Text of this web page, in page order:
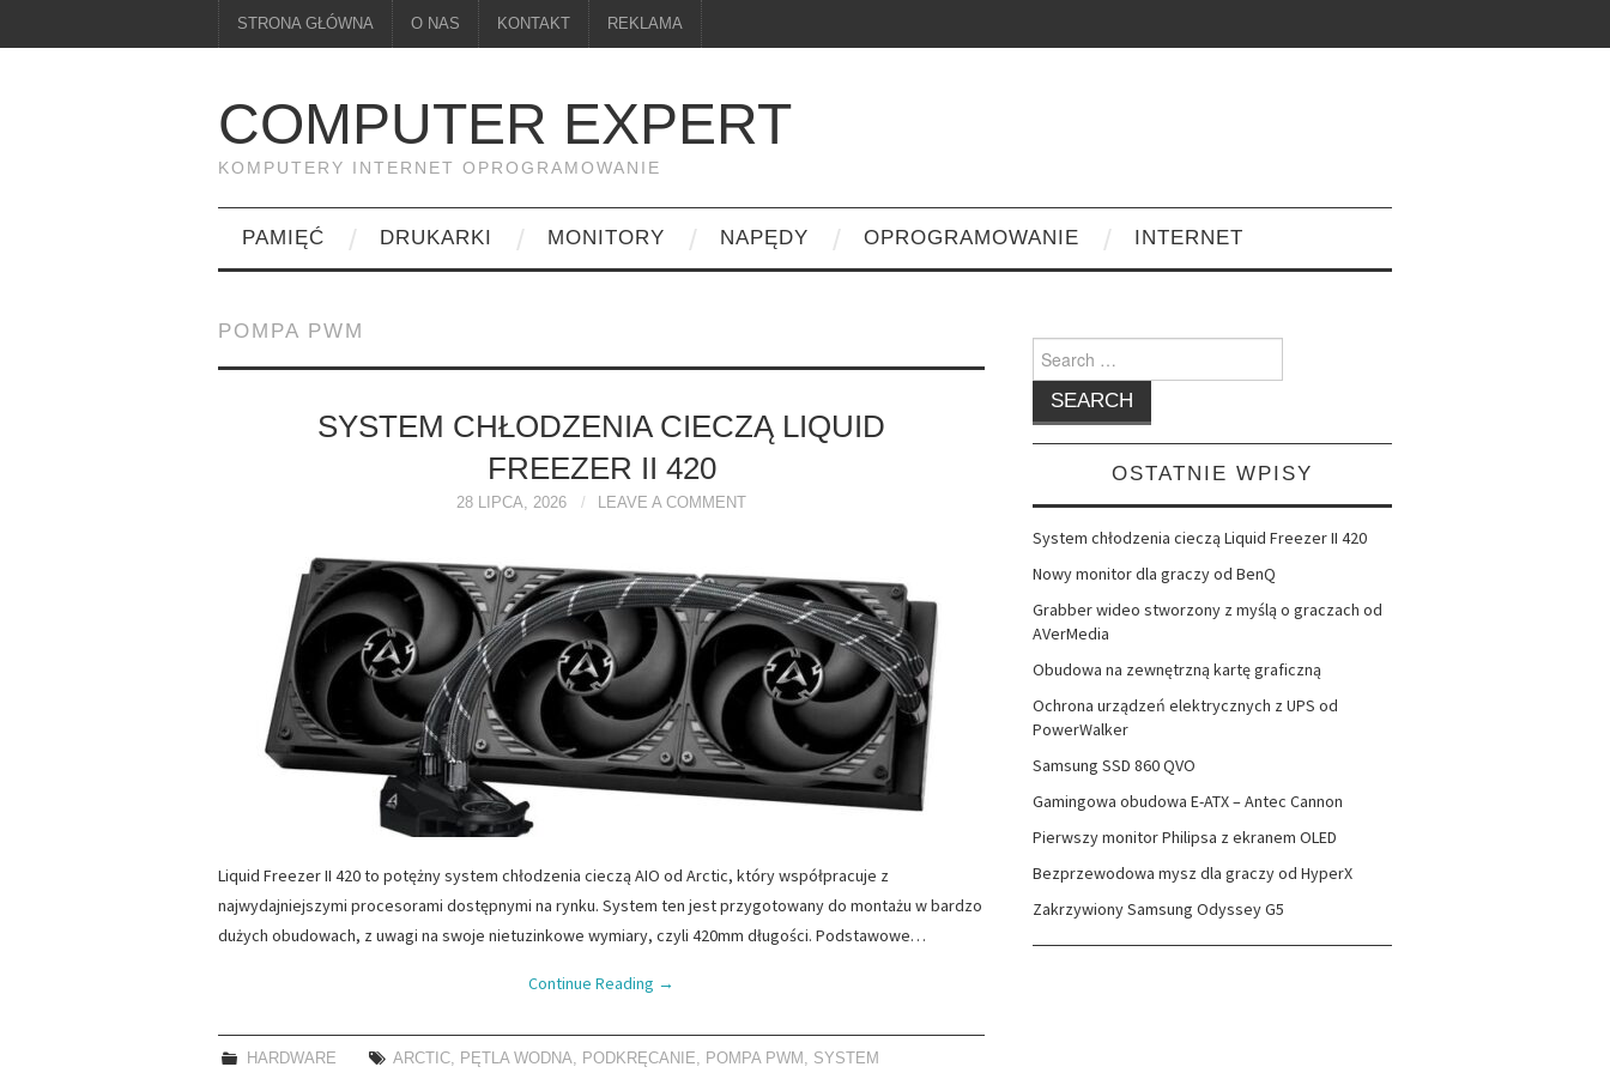
STRONA GŁÓWNA O NAS KONTAKT REKLAMA
COMPUTER EXPERT
KOMPUTERY INTERNET OPROGRAMOWANIE
PAMIĘĆ DRUKARKI MONITORY NAPĘDY OPROGRAMOWANIE INTERNET
POMPA PWM
SYSTEM CHŁODZENIA CIECZĄ LIQUID
FREEZER II 420
28 LIPCA, 2026 LEAVE A COMMENT
Liquid Freezer II 420 to potężny system chłodzenia cieczą AIO od Arctic, który współpracuje z
najwydajniejszymi procesorami dostępnymi na rynku. System ten jest przygotowany do montażu w bardzo
dużych obudowach, z uwagi na swoje nietuzinkowe wymiary, czyli 420mm długości. Podstawowe…
Continue Reading →
HARDWARE ARCTIC PĘTLA WODNA PODKRĘCANIE POMPA PWM SYSTEM
Search
for:
OSTATNIE WPISY
System chłodzenia cieczą Liquid Freezer II 420
Nowy monitor dla graczy od BenQ
Grabber wideo stworzony z myślą o graczach od
AVerMedia
Obudowa na zewnętrzną kartę graficzną
Ochrona urządzeń elektrycznych z UPS od
PowerWalker
Samsung SSD 860 QVO
Gamingowa obudowa E-ATX – Antec Cannon
Pierwszy monitor Philipsa z ekranem OLED
Bezprzewodowa mysz dla graczy od HyperX
Zakrzywiony Samsung Odyssey G5